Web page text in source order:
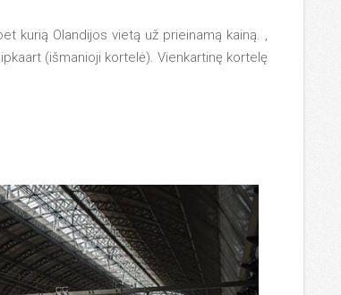
kurią Olandijos vietą už prieinamą kainą. ,
(išmanioji kortelė). Vienkartinę kortelę